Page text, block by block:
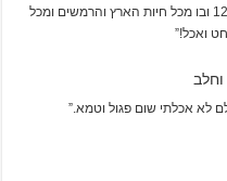
למפרש גדול, מורד בארבע קצותיו אל הארץ, 12 ובו מכל חיות הארץ והרמשים ומכל